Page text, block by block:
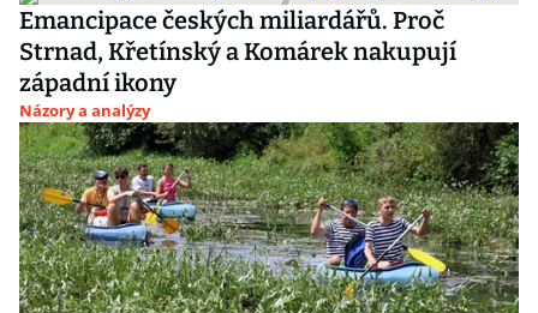
Emancipace českých miliardářů. Proč
Strnad, Křetínský a Komárek nakupují
západní ikony
Názory a analýzy